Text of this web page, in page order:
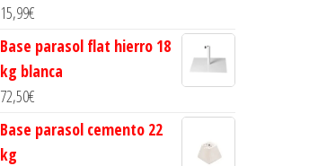
15,99€
Base parasol flat hierro 18
kg blanca
72,50€
Base parasol cemento 22
kg